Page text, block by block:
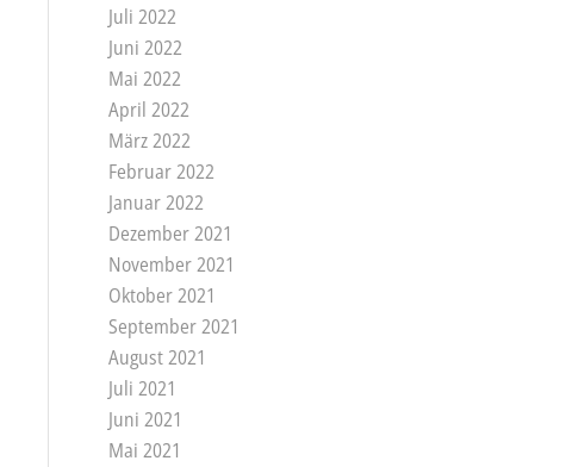
Juli 2022
Juni 2022
Mai 2022
April 2022
März 2022
Februar 2022
Januar 2022
Dezember 2021
November 2021
Oktober 2021
September 2021
August 2021
Juli 2021
Juni 2021
Mai 2021